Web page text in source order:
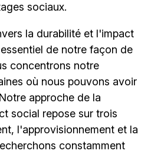
sociaux.
la durabilité et l'impact
de notre façon de
concentrons notre
où nous pouvons avoir
approche de la
social repose sur trois
l'approvisionnement et la
constamment